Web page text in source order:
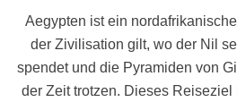
Aegypten ist ein
der Zivilisation gilt, wo der Nil
spendet und die Pyramiden von
der Zeit trotzen. Dieses